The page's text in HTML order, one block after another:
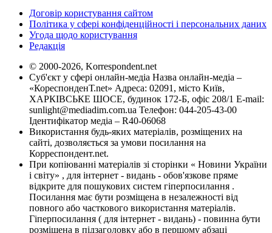
Договір користування сайтом
Політика у сфері конфіденційності і персональних даних
Угода щодо користування
Редакція
© 2000-2026, Korrespondent.net
Суб'єкт у сфері онлайн-медіа Назва онлайн-медіа –
«КореспонденТ.net» Адреса: 02091, місто Київ,
ХАРКІВСЬКЕ ШОСЕ, будинок 172-Б, офіс 208/1 E-mail:
sunlight@mediadim.com.ua Телефон: 044-205-43-00
Ідентифікатор медіа – R40-06068
Використання будь-яких матеріалів, розміщених на
сайті, дозволяється за умови посилання на
Корреспондент.net.
При копіюванні матеріалів зі сторінки « Новини України
і світу» , для інтернет - видань - обов'язкове пряме
відкрите для пошукових систем гіперпосилання .
Посилання має бути розміщена в незалежності від
повного або часткового використання матеріалів.
Гіперпосилання ( для інтернет - видань) - повинна бути
розміщена в підзаголовку або в першому абзаці